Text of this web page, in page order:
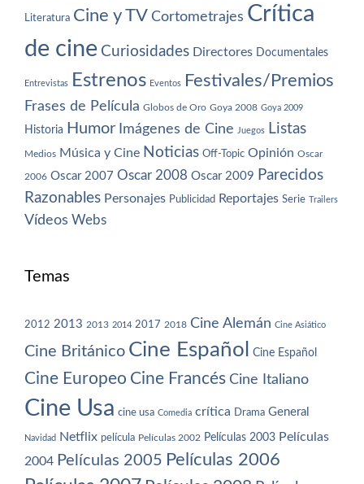
Literatura Cine y TV Cortometrajes Crítica
de cine Curiosidades Directores Documentales
Entrevistas Estrenos Eventos Festivales/Premios
Frases de Película Globos de Oro Goya 2008 Goya 2009
Historia Humor Imágenes de Cine Juegos Listas
Medios Música y Cine Noticias Off-Topic Opinión Oscar
2006 Oscar 2007 Oscar 2008 Oscar 2009 Parecidos
Razonables Personajes Publicidad Reportajes Serie Trailers
Vídeos Webs
Temas
2012 2013 2013 2014 2017 2018 Cine Alemán Cine Asiático
Cine Británico Cine Español Cine Español
Cine Europeo Cine Francés Cine Italiano
Cine Usa cine usa Comedia crítica Drama General
Navidad Netflix película Películas 2002 Películas 2003 Películas
2004 Películas 2005 Películas 2006